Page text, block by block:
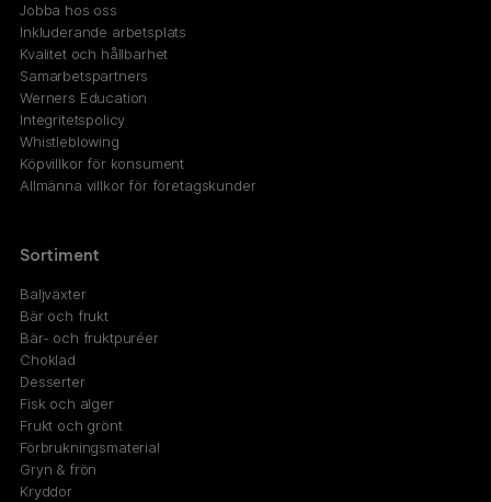
Jobba hos oss
Inkluderande arbetsplats
Kvalitet och hållbarhet
Samarbetspartners
Werners Education
Integritetspolicy
Whistleblowing
Köpvillkor för konsument
Allmänna villkor för företagskunder
Sortiment
Baljväxter
Bär och frukt
Bär- och fruktpuréer
Choklad
Desserter
Fisk och alger
Frukt och grönt
Förbrukningsmaterial
Gryn & frön
Kryddor